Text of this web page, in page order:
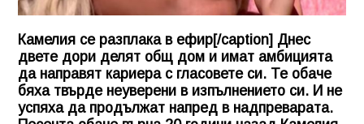
Камелия се разплака в ефир[/caption] Днес
двете дори делят общ дом и имат амбицията
да направят кариера с гласовете си. Те обаче
бяха твърде неуверени в изпълнението си. И не
успяха да продължат напред в надпреварата.